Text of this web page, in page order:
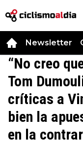
Newsletter
“No creo
Tom
críticas a
bien la
en la